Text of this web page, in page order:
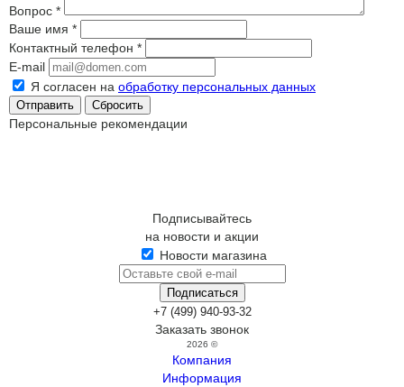
Вопрос *
Ваше имя *
Контактный телефон *
E-mail
Я согласен на обработку персональных данных
Сбросить
Персональные рекомендации
Подписывайтесь
на новости и акции
Новости магазина
+7 (499) 940-93-32
Заказать звонок
2026 ©
Компания
Информация